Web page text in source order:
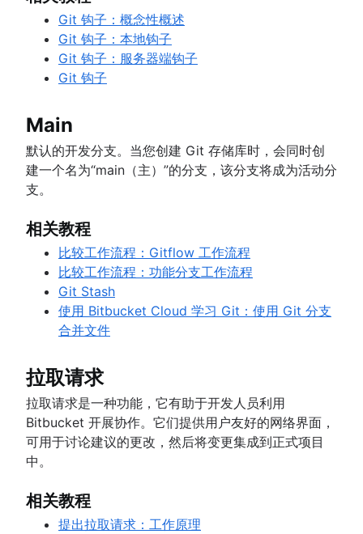
Git 钩子：概念性概述
Git 钩子：本地钩子
Git 钩子：服务器端钩子
Git 钩子
Main
默认的开发分支。当您创建 Git 存储库时，会同时创
建一个名为“main（主）”的分支，该分支将成为活动分
支。
相关教程
比较工作流程：Gitflow 工作流程
比较工作流程：功能分支工作流程
Git Stash
使用 Bitbucket Cloud 学习 Git：使用 Git 分支
合并文件
拉取请求
拉取请求是一种功能，它有助于开发人员利用
Bitbucket 开展协作。它们提供用户友好的网络界面，
可用于讨论建议的更改，然后将变更集成到正式项目
中。
相关教程
提出拉取请求：工作原理